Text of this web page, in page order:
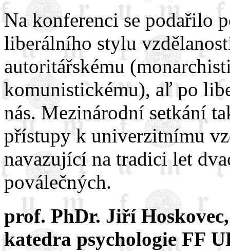
Na konferenci se podařilo
liberálního stylu
autoritářskému
komunistickému), aľ po
nás. Mezinárodní setkání
přístupy k univerzitnímu
navazující na tradici let
poválečných.
prof. PhDr. Jiří Hoskovec,
katedra psychologie FF